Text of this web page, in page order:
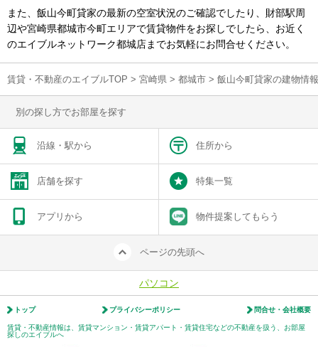
また、飯山今町貸家の最新の空室状況のご確認でしたり、財部駅周
辺や宮崎県都城市今町エリアで賃貸物件をお探しでしたら、お近く
のエイブルネットワーク都城店までお気軽にお問合せください。
賃貸・不動産のエイブルTOP > 宮崎県 > 都城市 > 飯山今町貸家の建物情
別の探し方でお部屋を探す
沿線・駅から 住所から
店舗を探す 特集一覧
アプリから 物件提案してもらう
ページの先頭へ
パソコン
トップ プライバシーポリシー 問合せ・会社概要
賃貸・不動産情報は、賃貸マンション・賃貸アパート・賃貸住宅などの不動産を扱う、お部屋
探しのエイブルへ